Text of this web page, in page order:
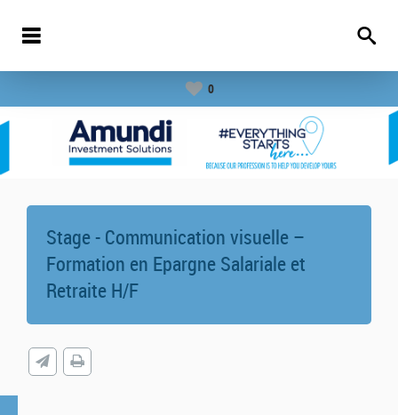
0
Stage - Communication visuelle –
Formation en Epargne Salariale et
Retraite H/F